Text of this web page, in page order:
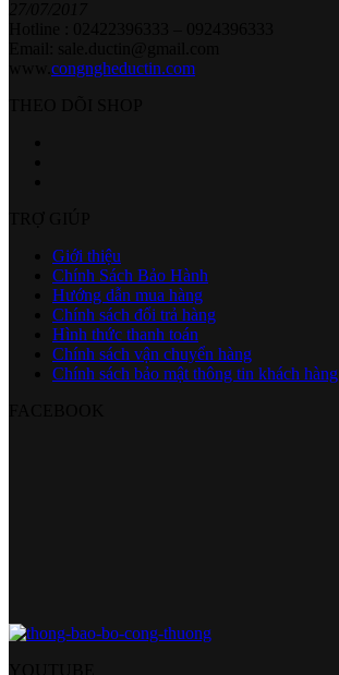
congngheductin.com
Giới thiệu
Chính Sách Bảo Hành
Hướng dẫn mua hàng
Chính sách đổi trả hàng
Hình thức thanh toán
Chính sách vận chuyển hàng
Chính sách bảo mật thông tin khách hàng